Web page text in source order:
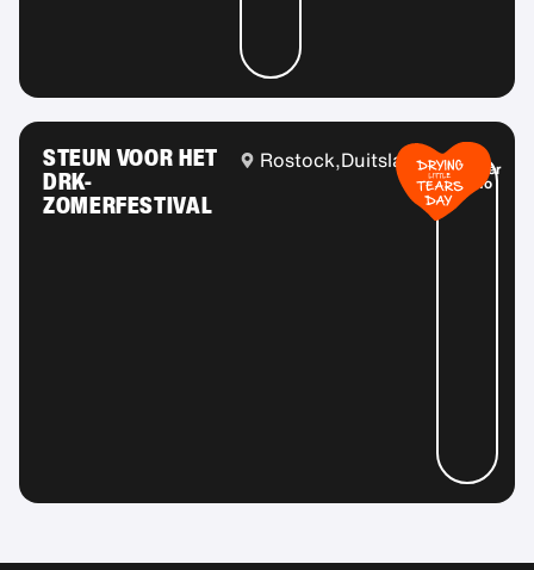
STEUN VOOR HET
DRK-
ZOMERFESTIVAL
Rostock,Duitsland Meer
info